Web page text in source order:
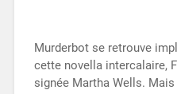
Murderbot se retrouve
cette novella intercalaire,
signée Martha Wells. Mais